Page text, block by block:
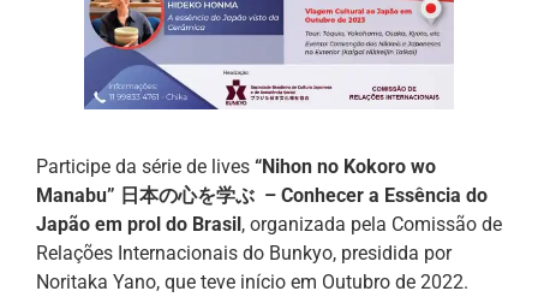
Participe da série de lives “Nihon no Kokoro wo
Manabu” 日本の心を学ぶ – Conhecer a Essência do
Japão em prol do Brasil, organizada pela Comissão de
Relações Internacionais do Bunkyo, presidida por
Noritaka Yano, que teve início em Outubro de 2022.